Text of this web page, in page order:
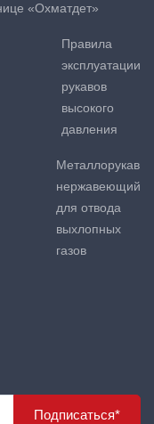
«Охматдет»
Правила
эксплуатации
рукавов
высокого
давления
Металлорукав
нержавеющий
для отвода
выхлопных
газов
Подписаться*